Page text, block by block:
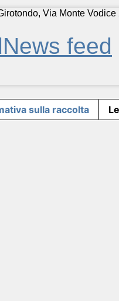
Via Monte Vodice
News feed
sulla raccolta